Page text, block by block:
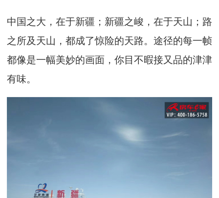
中国之大，在于新疆；新疆之峻，在于天山；路
之所及天山，都成了惊险的天路。途径的每一帧
都像是一幅美妙的画面，你目不暇接又品的津津
有味。